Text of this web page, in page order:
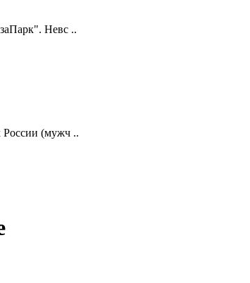
Невс ..
России (мужч ..